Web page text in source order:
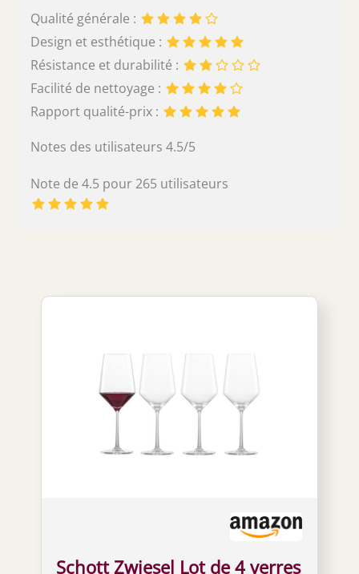
Qualité générale :
Design et esthétique :
Résistance et durabilité :
Facilité de nettoyage :
Rapport qualité-prix :
Notes des utilisateurs 4.5/5
Note de 4.5 pour 265 utilisateurs
Schott Zwiesel Lot de 4 verres